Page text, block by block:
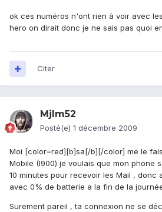
ok ces numéros n'ont rien à voir avec
hero on dirait donc je ne sais pas quoi
Citer
Mjlm52
Posté(e) 1 décembre 2009
Moi [color=red][b]sa[/b][/color] me le
Mobile (I900) je voulais que mon phone
10 minutes pour recevoir les Mail , donc
avec 0% de batterie a la fin de la
Surement pareil , ta connexion ne se